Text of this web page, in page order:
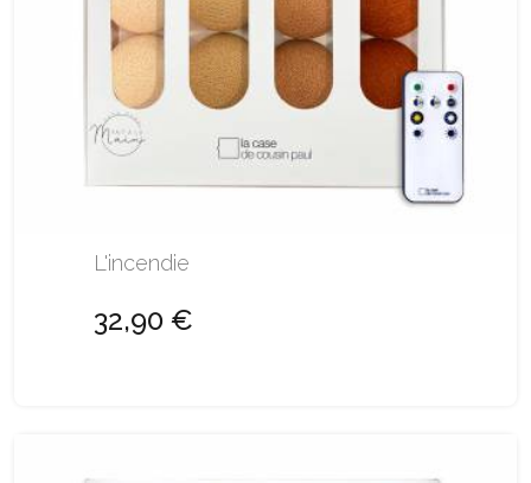
L'incendie
32,90 €